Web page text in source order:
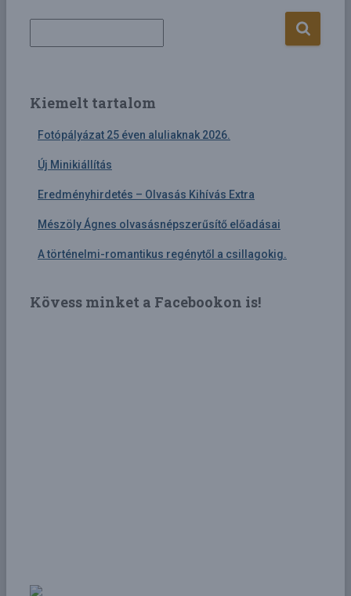
e
c
Kiemelt tartalom
Fotópályázat 25 éven aluliaknak 2026.
Új Minikiállítás
Eredményhirdetés – Olvasás Kihívás Extra
Mészöly Ágnes olvasásnépszerűsítő előadásai
A történelmi-romantikus regénytől a csillagokig.
Kövess minket a Facebookon is!